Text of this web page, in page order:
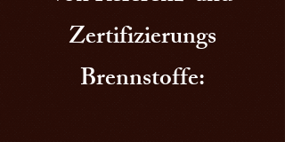
Zertifizierungs
Brennstoffe: